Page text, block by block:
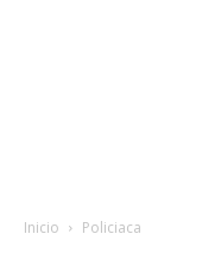
Inicio Policiaca